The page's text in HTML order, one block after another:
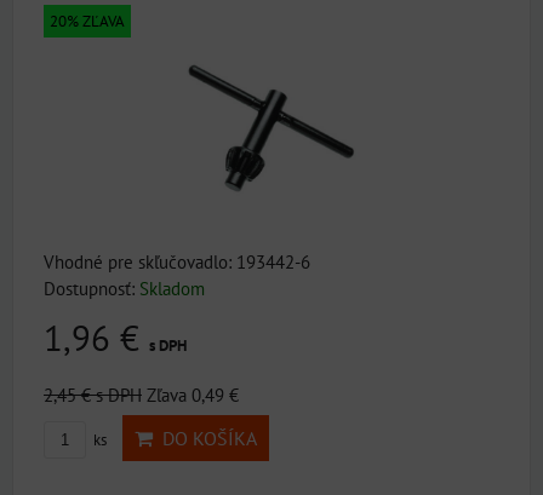
20% ZĽAVA
Vhodné pre skľučovadlo: 193442-6
Dostupnosť: Skladom
1,96 € s DPH
2,45 €s DPH Zľava 0,49 €
ks DO KOŠÍKA